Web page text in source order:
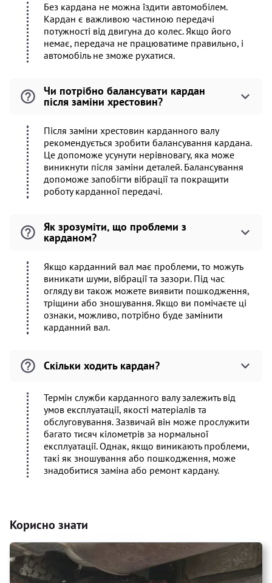
Без кардана не можна їздити автомобілем.
Кардан є важливою частиною передачі
потужності від двигуна до колес. Якщо його
немає, передача не працюватиме правильно, і
автомобіль не зможе рухатися.
Чи потрібно балансувати кардан
після заміни хрестовин?
Після заміни хрестовин карданного валу
рекомендується зробити балансування кардана.
Це допоможе усунути нерівновагу, яка може
виникнути після заміни деталей. Балансування
допоможе запобігти вібрації та покращити
роботу карданної передачі.
Як зрозуміти, що проблеми з
карданом?
Якщо карданний вал має проблеми, то можуть
виникати шуми, вібрації та зазори. Під час
огляду ви також можете виявити пошкодження,
тріщини або зношування. Якщо ви помічаєте ці
ознаки, можливо, потрібно буде замінити
карданний вал.
Скільки ходить кардан?
Термін служби карданного валу залежить від
умов експлуатації, якості матеріалів та
обслуговування. Зазвичай він може прослужити
багато тисяч кілометрів за нормальної
експлуатації. Однак, якщо виникають проблеми,
такі як зношування або пошкодження, може
знадобитися заміна або ремонт кардану.
Корисно знати